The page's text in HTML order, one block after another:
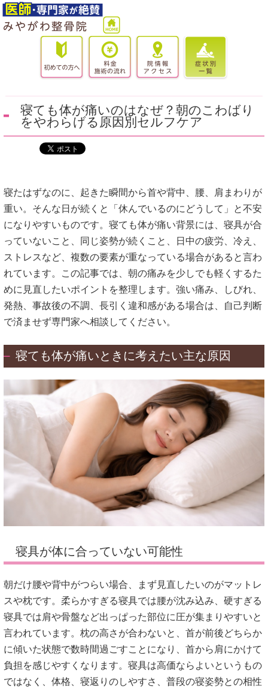
寝ても体が痛いのはなぜ？朝のこわばり
をやわらげる原因別セルフケア
寝たはずなのに、起きた瞬間から首や背中、腰、肩まわりが
重い。そんな日が続くと「休んでいるのにどうして」と不安
になりやすいものです。寝ても体が痛い背景には、寝具が合
っていないこと、同じ姿勢が続くこと、日中の疲労、冷え、
ストレスなど、複数の要素が重なっている場合があると言わ
れています。この記事では、朝の痛みを少しでも軽くするた
めに見直したいポイントを整理します。強い痛み、しびれ、
発熱、事故後の不調、長引く違和感がある場合は、自己判断
で済ませず専門家へ相談してください。
寝ても体が痛いときに考えたい主な原因
寝具が体に合っていない可能性
朝だけ腰や背中がつらい場合、まず見直したいのがマットレ
スや枕です。柔らかすぎる寝具では腰が沈み込み、硬すぎる
寝具では肩や骨盤など出っぱった部位に圧が集まりやすいと
言われています。枕の高さが合わないと、首が前後どちらか
に傾いた状態で数時間過ごすことになり、首から肩にかけて
負担を感じやすくなります。寝具は高価ならよいというもの
ではなく、体格、寝返りのしやすさ、普段の寝姿勢との相性